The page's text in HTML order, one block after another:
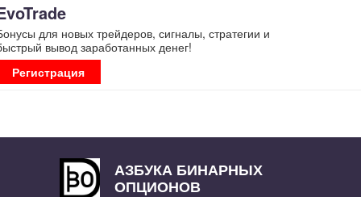
для новых трейдеров, сигналы, стратегии и
вывод заработанных денег!
Регистрация
АЗБУКА БИНАРНЫХ
ОПЦИОНОВ